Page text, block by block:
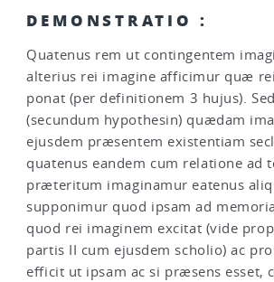
DEMONSTRATIO :
Quatenus rem ut contingentem
alterius rei imagine afficimur quæ
ponat (per definitionem 3 hujus).
(secundum hypothesin) quædam
ejusdem præsentem existentiam
quatenus eandem cum relatione ad
præteritum imaginamur eatenus
supponimur quod ipsam ad
quod rei imaginem excitat (vide
partis II cum ejusdem scholio) ac
efficit ut ipsam ac si præsens esset,